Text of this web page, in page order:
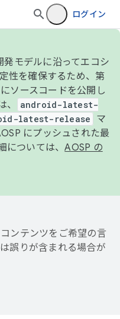
ログイン
モデルに沿ってエコシ
性を確保するため、第
ソースコードを公開し
android-latest-
latest-release
マ
にプッシュされた最
については、AOSP の
ンテンツをご希望の言
誤りが含まれる場合が